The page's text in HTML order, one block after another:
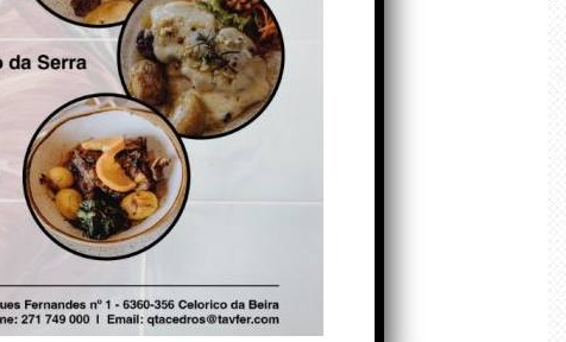
todo o mundo está a
crescer atrás de
Ronaldo. Autor: Paulo
Freitas do Amaral
5 de Agosto de 2026
Falso crescimento…
Autor: Nuno Pereira
1 de Agosto de 2026
Tadei Pogacar vence o
“Tour” – A “Volta a
França em Bicicleta”
pela quinta vez! Autor:
João Dinis